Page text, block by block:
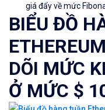
giá đẩy về mức
BIỂU ĐỒ
DÕI MỨC
Ở MỨC $